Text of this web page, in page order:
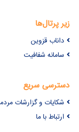
زیر پرتال‌ها
داناب قزوین
سامانه شفافیت
دسترسی سریع
شکایات و گزارشات
ارتباط با ما